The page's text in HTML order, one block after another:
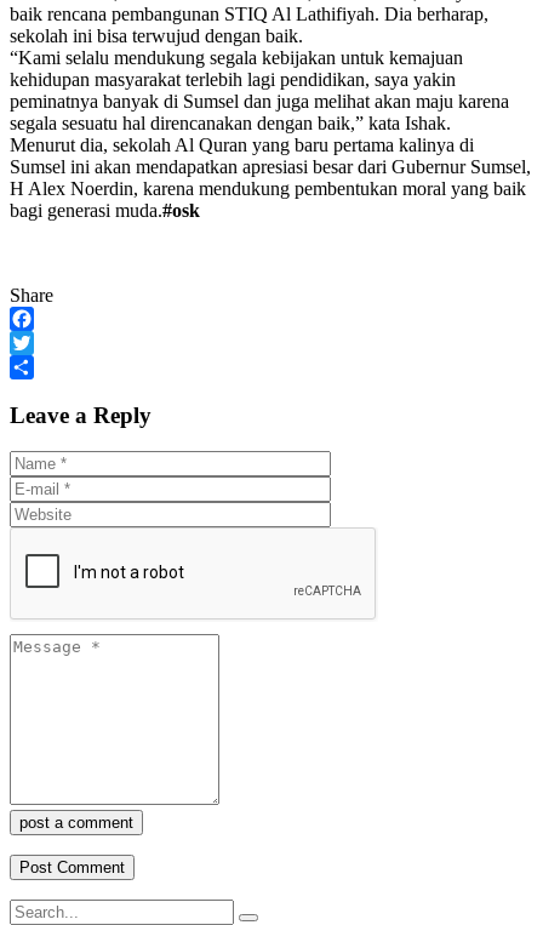
baik rencana pembangunan STIQ Al Lathifiyah. Dia berharap,
sekolah ini bisa terwujud dengan baik.
“Kami selalu mendukung segala kebijakan untuk kemajuan
kehidupan masyarakat terlebih lagi pendidikan, saya yakin
peminatnya banyak di Sumsel dan juga melihat akan maju karena
segala sesuatu hal direncanakan dengan baik,” kata Ishak.
Menurut dia, sekolah Al Quran yang baru pertama kalinya di
Sumsel ini akan mendapatkan apresiasi besar dari Gubernur Sumsel,
H Alex Noerdin, karena mendukung pembentukan moral yang baik
bagi generasi muda.#osk
Share
Facebook
Twitter
Leave a Reply
post a comment